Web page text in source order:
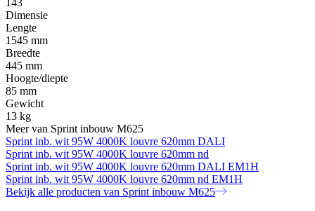
Dimensie
Lengte
1545 mm
Breedte
445 mm
Hoogte/diepte
85 mm
Gewicht
13 kg
Meer van Sprint inbouw M625
Sprint inb. wit 95W 4000K louvre 620mm DALI
Sprint inb. wit 95W 4000K louvre 620mm nd
Sprint inb. wit 95W 4000K louvre 620mm DALI EM1H
Sprint inb. wit 95W 4000K louvre 620mm nd EM1H
Bekijk alle producten van Sprint inbouw M625